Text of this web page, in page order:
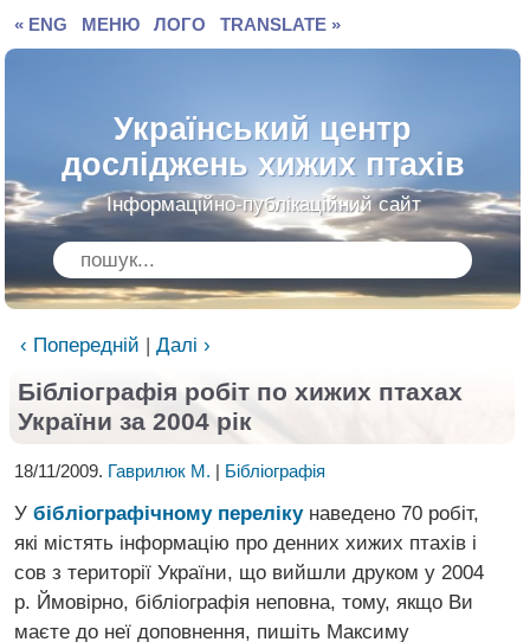
« ENG МЕНЮ ЛОГО TRANSLATE »
Український центр
досліджень хижих птахів
Інформаційно-публікаційний сайт
‹ Попередній | Далі ›
Бібліографія робіт по хижих птахах
України за 2004 рік
18/11/2009. Гаврилюк М. | Бібліографія
У бібліографічному перелікунаведено 70 робіт,
які містять інформацію про денних хижих птахів і
сов з території України, що вийшли друком у 2004
р. Ймовірно, бібліографія неповна, тому, якщо Ви
маєте до неї доповнення, пишіть Максиму